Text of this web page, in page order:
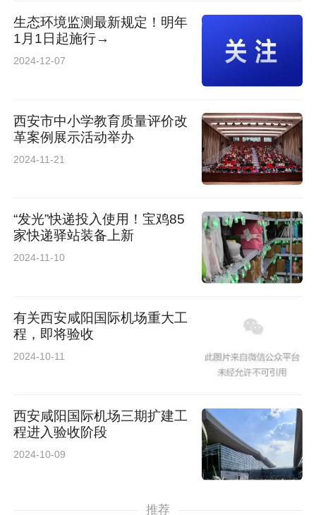
生态环境监测最新规定！明年
1月1日起施行→
2024-12-07
西安市中小学教育质量评价改
革案例展示活动举办
2024-11-21
“发光”快递投入使用！宝鸡85
家快递驿站装备上新
2024-11-10
有关西安咸阳国际机场重大工
程，即将验收
2024-10-11
西安咸阳国际机场三期扩建工
程进入验收阶段
2024-10-09
推荐